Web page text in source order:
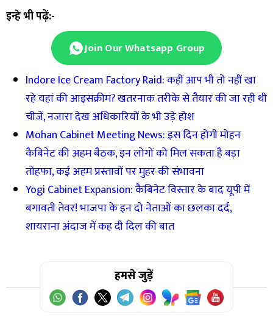
इन्हे भी पढ़ें:-
Join Our Whatsapp Group
Indore Ice Cream Factory Raid: कहीं आप भी तो नहीं खा
रहे यहां की आइसक्रीम? खतरनाक तरीके से तैयार की जा रही थी
चीजें, नजारा देख अधिकारियों के भी उड़े होश
Mohan Cabinet Meeting News: इस दिन होगी मोहन
कैबिनेट की अहम बैठक, इन लोगों को मिल सकता है बड़ा
तोहफा, कई अहम प्रस्तावों पर मुहर की संभावना
Yogi Cabinet Expansion: कैबिनेट विस्तार के बाद यूपी में
बगावती तेवर! भाजपा के इन दो नेताओं का छलका दर्द,
शायराना अंदाज में कह दी दिल की बात
हमसे जुड़ें